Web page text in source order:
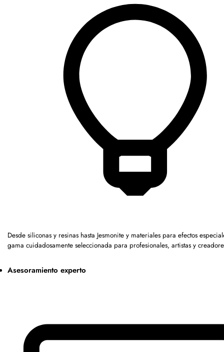
Desde siliconas y resinas hasta Jesmonite y materiales para efectos
gama cuidadosamente seleccionada para profesionales, artistas y
Asesoramiento experto